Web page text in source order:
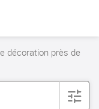
décoration près de
filter